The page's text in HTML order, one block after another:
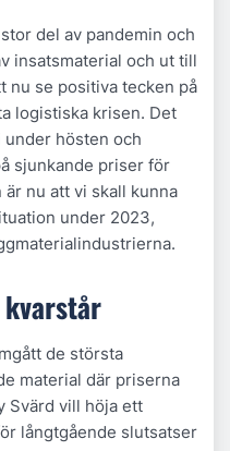
del av pandemin och
insatsmaterial och ut till
nu se positiva tecken på
logistiska krisen. Det
hösten och
sjunkande priser för
nu att vi skall kunna
under 2023,
de största
material där priserna
Svärd vill höja ett
långtgående slutsatser